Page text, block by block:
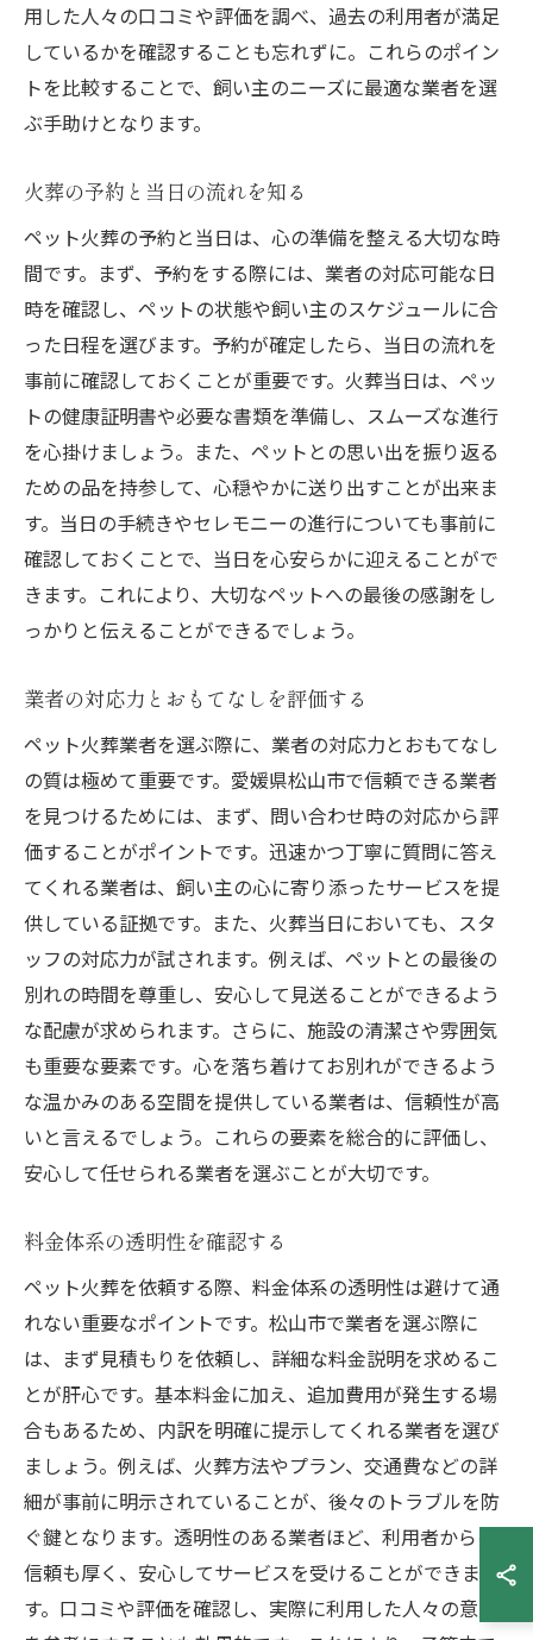
用した人々の口コミや評価を調べ、過去の利用者が満足
しているかを確認することも忘れずに。これらのポイン
トを比較することで、飼い主のニーズに最適な業者を選
ぶ手助けとなります。
火葬の予約と当日の流れを知る
ペット火葬の予約と当日は、心の準備を整える大切な時
間です。まず、予約をする際には、業者の対応可能な日
時を確認し、ペットの状態や飼い主のスケジュールに合
った日程を選びます。予約が確定したら、当日の流れを
事前に確認しておくことが重要です。火葬当日は、ペッ
トの健康証明書や必要な書類を準備し、スムーズな進行
を心掛けましょう。また、ペットとの思い出を振り返る
ための品を持参して、心穏やかに送り出すことが出来ま
す。当日の手続きやセレモニーの進行についても事前に
確認しておくことで、当日を心安らかに迎えることがで
きます。これにより、大切なペットへの最後の感謝をし
っかりと伝えることができるでしょう。
業者の対応力とおもてなしを評価する
ペット火葬業者を選ぶ際に、業者の対応力とおもてなし
の質は極めて重要です。愛媛県松山市で信頼できる業者
を見つけるためには、まず、問い合わせ時の対応から評
価することがポイントです。迅速かつ丁寧に質問に答え
てくれる業者は、飼い主の心に寄り添ったサービスを提
供している証拠です。また、火葬当日においても、スタ
ッフの対応力が試されます。例えば、ペットとの最後の
別れの時間を尊重し、安心して見送ることができるよう
な配慮が求められます。さらに、施設の清潔さや雰囲気
も重要な要素です。心を落ち着けてお別れができるよう
な温かみのある空間を提供している業者は、信頼性が高
いと言えるでしょう。これらの要素を総合的に評価し、
安心して任せられる業者を選ぶことが大切です。
料金体系の透明性を確認する
ペット火葬を依頼する際、料金体系の透明性は避けて通
れない重要なポイントです。松山市で業者を選ぶ際に
は、まず見積もりを依頼し、詳細な料金説明を求めるこ
とが肝心です。基本料金に加え、追加費用が発生する場
合もあるため、内訳を明確に提示してくれる業者を選び
ましょう。例えば、火葬方法やプラン、交通費などの詳
細が事前に明示されていることが、後々のトラブルを防
ぐ鍵となります。透明性のある業者ほど、利用者からの
信頼も厚く、安心してサービスを受けることができま
す。口コミや評価を確認し、実際に利用した人々の意見